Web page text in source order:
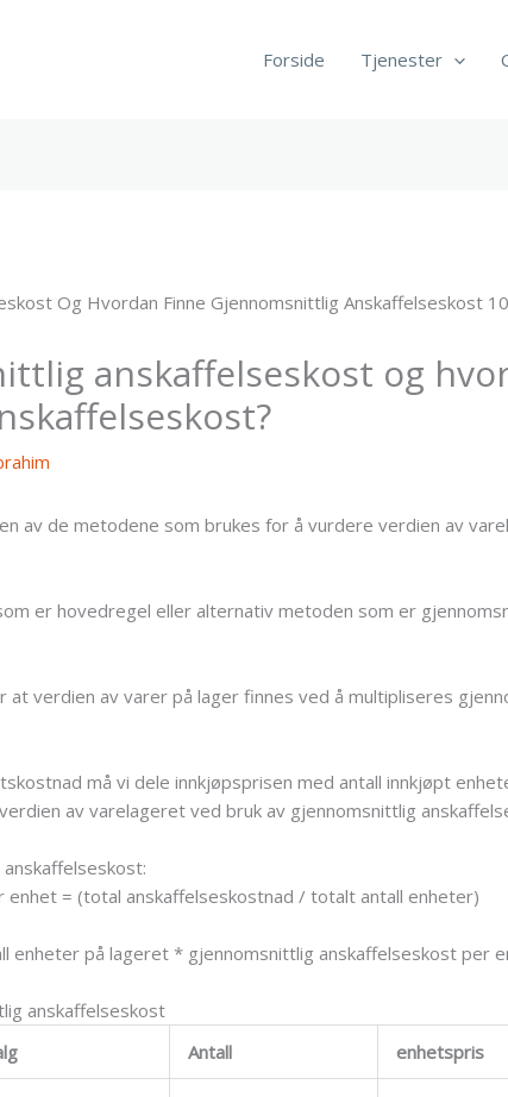
Forside Tjenester
anskaffelseskost og
av de metodene som brukes for å vurdere verdien av
er hovedregel eller alternativ metoden som er
at verdien av varer på lager finnes ved å multipliseres
må vi dele innkjøpsprisen med antall innkjøpt
av varelageret ved bruk av gjennomsnittlig
enhet = (total anskaffelseskostnad / totalt antall enheter)
enheter på lageret * gjennomsnittlig anskaffelseskost per
anskaffelseskost
Antall enhetspris